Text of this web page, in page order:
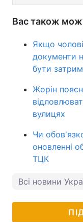
Вас також
Якщо
документи
бути
Жорін
вулицях
Чи
оновленні
ТЦК
Всі новини